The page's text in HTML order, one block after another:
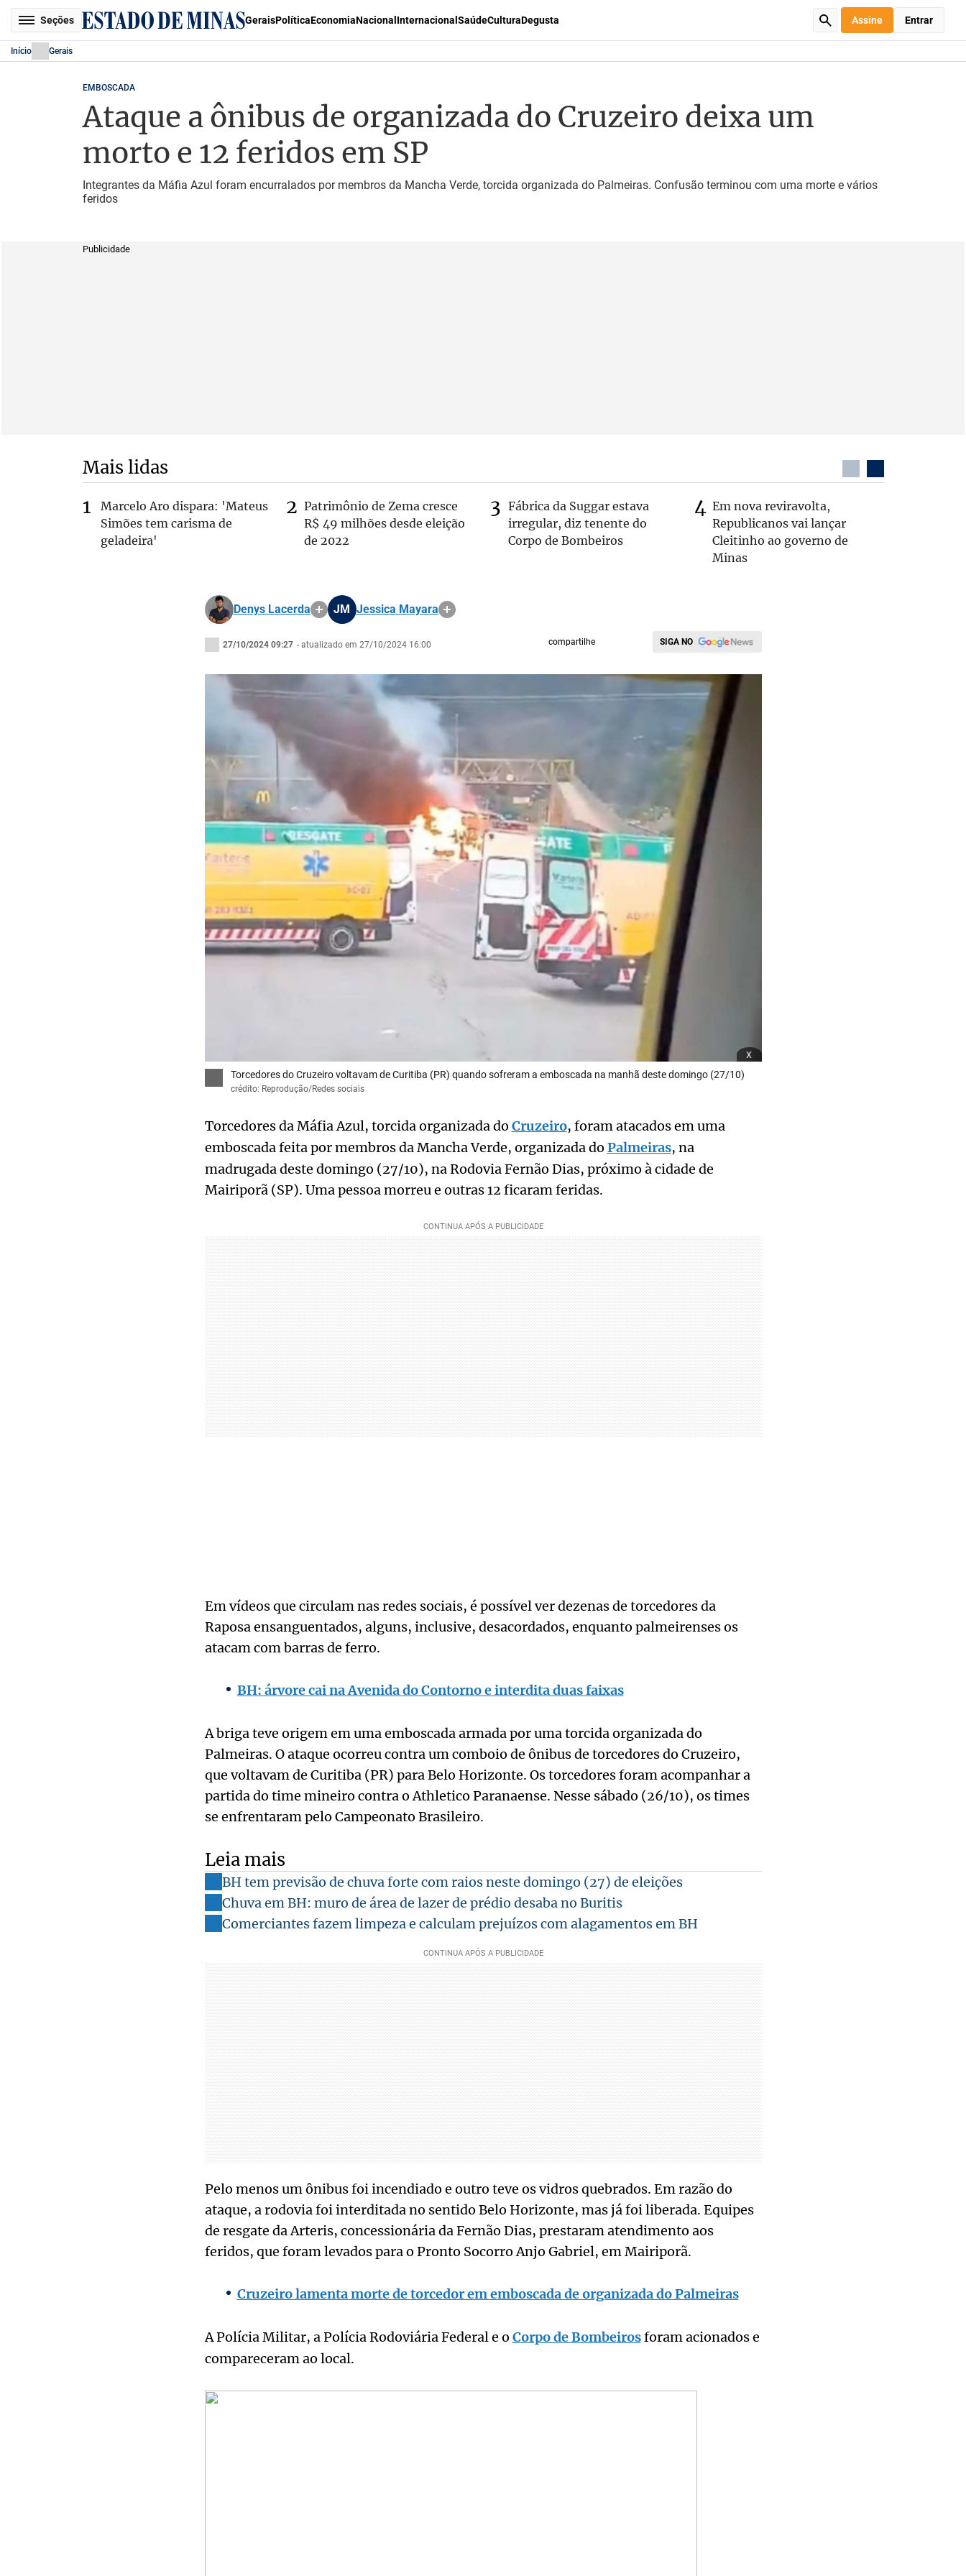
Seções GeraisPolíticaEconomiaNacional Internacional SaúdeCulturaDegusta Assine Entrar
Início Gerais
EMBOSCADA
Ataque a ônibus de organizada do Cruzeiro deixa um
morto e 12 feridos em SP
Integrantes da Máfia Azul foram encurralados por membros da Mancha Verde, torcida organizada do Palmeiras. Confusão terminou com uma morte e vários
feridos
Publicidade
Mais lidas
Marcelo Aro dispara: 'Mateus
Simões tem carisma de
geladeira'
Patrimônio de Zema cresce
R$ 49 milhões desde eleição
de 2022
Fábrica da Suggar estava
irregular, diz tenente do
Corpo de Bombeiros
Em nova reviravolta,
Republicanos vai lançar
Cleitinho ao governo de
Minas
Denys Lacerda JM Jessica Mayara
27/10/2024 09:27 - atualizado em 27/10/2024 16:00 compartilhe SIGA NO
x
Torcedores do Cruzeiro voltavam de Curitiba (PR) quando sofreram a emboscada na manhã deste domingo (27/10)
crédito: Reprodução/Redes sociais
Torcedores da Máfia Azul, torcida organizada do Cruzeiro, foram atacados em uma
emboscada feita por membros da Mancha Verde, organizada do Palmeiras, na
madrugada deste domingo (27/10), na Rodovia Fernão Dias, próximo à cidade de
Mairiporã (SP). Uma pessoa morreu e outras 12 ficaram feridas.
Em vídeos que circulam nas redes sociais, é possível ver dezenas de torcedores da
Raposa ensanguentados, alguns, inclusive, desacordados, enquanto palmeirenses os
atacam com barras de ferro.
BH: árvore cai na Avenida do Contorno e interdita duas faixas
A briga teve origem em uma emboscada armada por uma torcida organizada do
Palmeiras. O ataque ocorreu contra um comboio de ônibus de torcedores do Cruzeiro,
que voltavam de Curitiba (PR) para Belo Horizonte. Os torcedores foram acompanhar a
partida do time mineiro contra o Athletico Paranaense. Nesse sábado (26/10), os times
se enfrentaram pelo Campeonato Brasileiro.
Leia mais
BH tem previsão de chuva forte com raios neste domingo (27) de eleições
Chuva em BH: muro de área de lazer de prédio desaba no Buritis
Comerciantes fazem limpeza e calculam prejuízos com alagamentos em BH
Pelo menos um ônibus foi incendiado e outro teve os vidros quebrados. Em razão do
ataque, a rodovia foi interditada no sentido Belo Horizonte, mas já foi liberada. Equipes
de resgate da Arteris, concessionária da Fernão Dias, prestaram atendimento aos
feridos, que foram levados para o Pronto Socorro Anjo Gabriel, em Mairiporã.
Cruzeiro lamenta morte de torcedor em emboscada de organizada do Palmeiras
A Polícia Militar, a Polícia Rodoviária Federal e o Corpo de Bombeirosforam acionados e
compareceram ao local.